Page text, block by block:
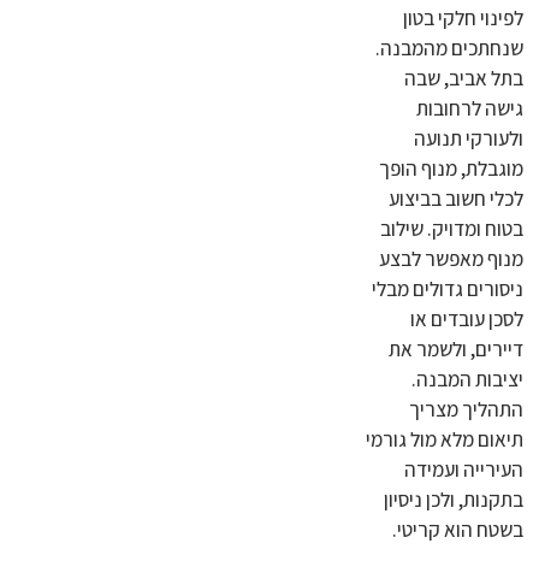
לפינוי חלקי בטון
שנחתכים מהמבנה.
בתל אביב, שבה
גישה לרחובות
ולעורקי תנועה
מוגבלת, מנוף הופך
לכלי חשוב בביצוע
בטוח ומדויק. שילוב
מנוף מאפשר לבצע
ניסורים גדולים מבלי
לסכן עובדים או
דיירים, ולשמר את
יציבות המבנה.
התהליך מצריך
תיאום מלא מול גורמי
העירייה ועמידה
בתקנות, ולכן ניסיון
בשטח הוא קריטי.